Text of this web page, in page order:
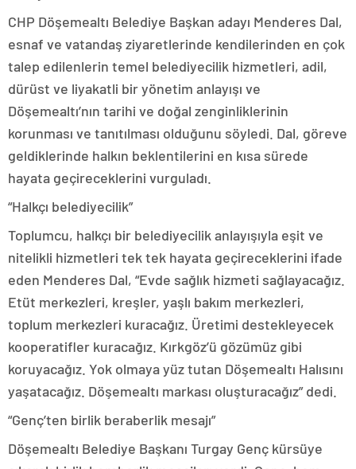
CHP Döşemealtı Belediye Başkan adayı Menderes Dal,
esnaf ve vatandaş ziyaretlerinde kendilerinden en çok
talep edilenlerin temel belediyecilik hizmetleri, adil,
dürüst ve liyakatli bir yönetim anlayışı ve
Döşemealtı’nın tarihi ve doğal zenginliklerinin
korunması ve tanıtılması olduğunu söyledi. Dal, göreve
geldiklerinde halkın beklentilerini en kısa sürede
hayata geçireceklerini vurguladı.
“Halkçı belediyecilik”
Toplumcu, halkçı bir belediyecilik anlayışıyla eşit ve
nitelikli hizmetleri tek tek hayata geçireceklerini ifade
eden Menderes Dal, “Evde sağlık hizmeti sağlayacağız.
Etüt merkezleri, kreşler, yaşlı bakım merkezleri,
toplum merkezleri kuracağız. Üretimi destekleyecek
kooperatifler kuracağız. Kırkgöz’ü gözümüz gibi
koruyacağız. Yok olmaya yüz tutan Döşemealtı Halısını
yaşatacağız. Döşemealtı markası oluşturacağız” dedi.
“Genç’ten birlik beraberlik mesajı”
Döşemealtı Belediye Başkanı Turgay Genç kürsüye